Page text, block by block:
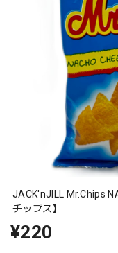
JACK'nJILL Mr.Chips
チップス】
¥220